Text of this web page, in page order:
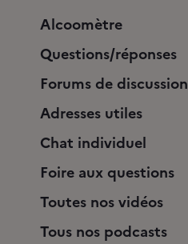
Alcoomètre
Questions/réponses
Forums de discussion
Adresses utiles
Chat individuel
Foire aux questions
Toutes nos vidéos
Tous nos podcasts